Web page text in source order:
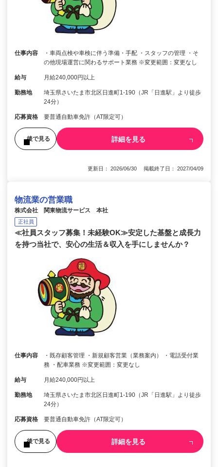
仕事内容
・車両点検や車検に伴う準備・手配 ・スタッフの管理 ・そ
の他現場運営に関わるサポート業務 ※変更範囲：変更なし
給与 月給240,000円以上
勤務地
埼玉県さいたま市北区日進町1-190（JR「日進駅」より徒歩
24分）
応募資格 要普通自動車免許（AT限定可）
後で見る 詳細を見る
更新日： 2026/06/30 掲載終了日： 2027/04/09
物流業の営業職
株式会社 関東物流サービス 本社
正社員
≪社員スタッフ募集！未経験OK≫安定した基盤と成長力
を持つ当社で、安心の生活＆収入を手にしませんか？
仕事内容
・既存顧客管理 ・新規顧客営業（業務案内） ・電話受付業
務 ・配車業務 ※変更範囲：変更なし
給与 月給240,000円以上
勤務地
埼玉県さいたま市北区日進町1-190（JR「日進駅」より徒歩
24分）
応募資格 要普通自動車免許（AT限定可）
後で見る 詳細を見る